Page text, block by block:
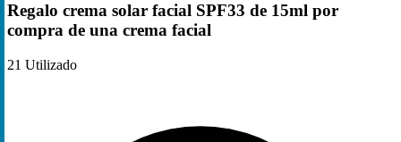
Regalo crema solar facial SPF33 de 15ml por
compra de una crema facial
21 Utilizado